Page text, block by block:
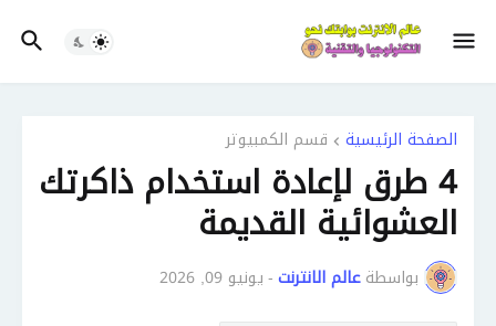
الصفحة الرئيسية قسم الكمبيوتر
4 طرق لإعادة استخدام ذاكرتك
العشوائية القديمة
بواسطةعالم الانترنت-يونيو 09, 2026